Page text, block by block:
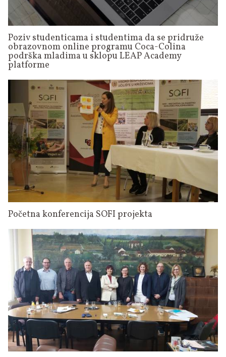
Poziv studenticama i studentima da se pridruže
obrazovnom online programu Coca-Colina
podrška mladima u sklopu LEAP Academy
platforme
Početna konferencija SOFI projekta